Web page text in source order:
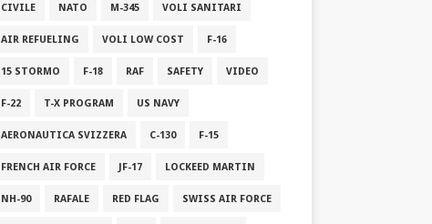
CIVILE NATO M-345 VOLI SANITARI
AIR REFUELING VOLI LOW COST F-16
15 STORMO F-18 RAF SAFETY VIDEO
F-22 T-X PROGRAM US NAVY
AERONAUTICA SVIZZERA C-130 F-15
FRENCH AIR FORCE JF-17 LOCKEED MARTIN
NH-90 RAFALE RED FLAG SWISS AIR FORCE